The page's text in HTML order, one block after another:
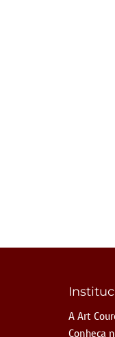
A Art
Conheça